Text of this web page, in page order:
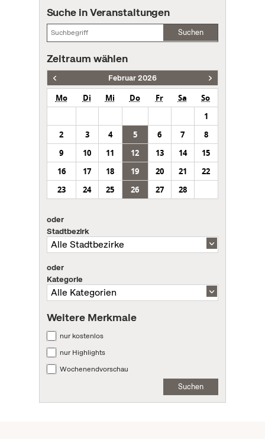
Suche in Veranstaltungen
Suchen
Zeitraum wählen
Februar 2026
Mo Di Mi Do Fr Sa
So
1
2
3 4 5 6 7
8
9
10 11 12 13 14
15
16
17 18 19 20 21
22
23
24 25 26 27 28
oder
Stadtbezirk
oder
Kategorie
Weitere Merkmale
nur kostenlos
nur Highlights
Wochenendvorschau
Suchen